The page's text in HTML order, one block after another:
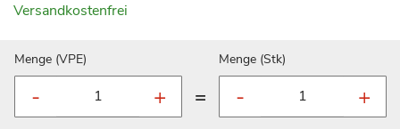
Versandkostenfrei
Menge (VPE)
=
Menge (Stk)